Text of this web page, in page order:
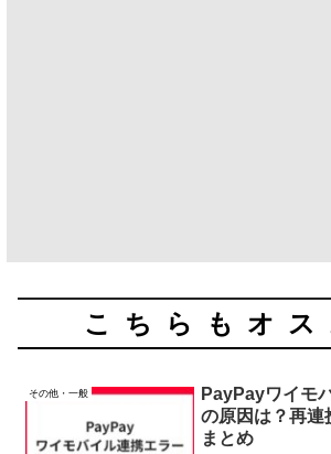
こちらもオス
その他・一般
PayPayワイモ
の原因は？再連
まとめ